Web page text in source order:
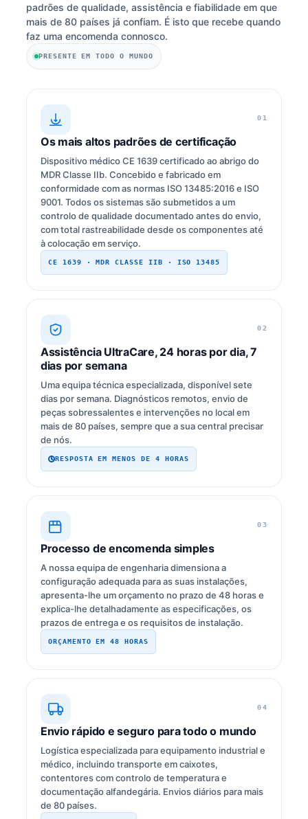
padrões de qualidade, assistência e fiabilidade em que
mais de 80 países já confiam. É isto que recebe quando
faz uma encomenda connosco.
PRESENTE EM TODO O MUNDO
01
Os mais altos padrões de certificação
Dispositivo médico CE 1639 certificado ao abrigo do
MDR Classe IIb. Concebido e fabricado em
conformidade com as normas ISO 13485:2016 e ISO
9001. Todos os sistemas são submetidos a um
controlo de qualidade documentado antes do envio,
com total rastreabilidade desde os componentes até
à colocação em serviço.
CE 1639 · MDR CLASSE IIB · ISO 13485
02
Assistência UltraCare, 24 horas por dia, 7
dias por semana
Uma equipa técnica especializada, disponível sete
dias por semana. Diagnósticos remotos, envio de
peças sobressalentes e intervenções no local em
mais de 80 países, sempre que a sua central precisar
de nós.
RESPOSTA EM MENOS DE 4 HORAS
03
Processo de encomenda simples
A nossa equipa de engenharia dimensiona a
configuração adequada para as suas instalações,
apresenta-lhe um orçamento no prazo de 48 horas e
explica-lhe detalhadamente as especificações, os
prazos de entrega e os requisitos de instalação.
ORÇAMENTO EM 48 HORAS
04
Envio rápido e seguro para todo o mundo
Logística especializada para equipamento industrial e
médico, incluindo transporte em caixotes,
contentores com controlo de temperatura e
documentação alfandegária. Envios diários para mais
de 80 países.